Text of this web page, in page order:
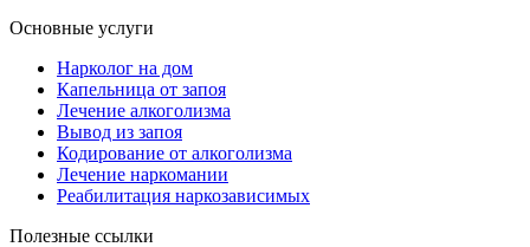
Основные услуги
Нарколог на дом
Капельница от запоя
Лечение алкоголизма
Вывод из запоя
Кодирование от алкоголизма
Лечение наркомании
Реабилитация наркозависимых
Полезные ссылки